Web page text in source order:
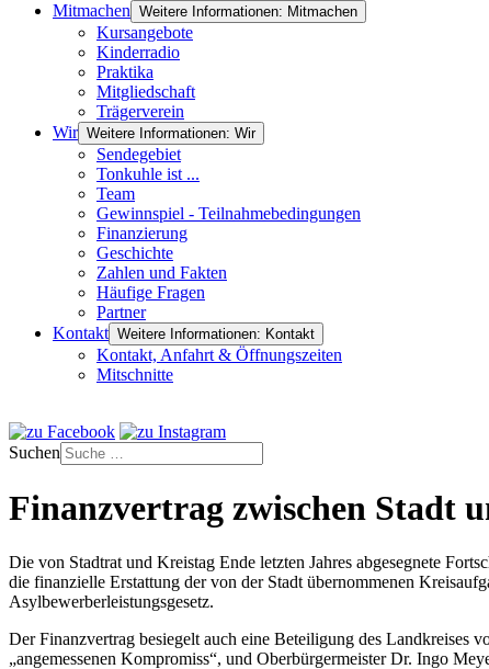
Mitmachen Weitere Informationen: Mitmachen
Kursangebote
Kinderradio
Praktika
Mitgliedschaft
Trägerverein
Wir Weitere Informationen: Wir
Sendegebiet
Tonkuhle ist ...
Team
Gewinnspiel - Teilnahmebedingungen
Finanzierung
Geschichte
Zahlen und Fakten
Häufige Fragen
Partner
Kontakt Weitere Informationen: Kontakt
Kontakt, Anfahrt & Öffnungszeiten
Mitschnitte
Suchen
Finanzvertrag zwischen Stadt
Die von Stadtrat und Kreistag Ende letzten Jahres abgesegnete
die finanzielle Erstattung der von der Stadt übernommenen
Asylbewerberleistungsgesetz.
Der Finanzvertrag besiegelt auch eine Beteiligung des Landkreises
„angemessenen Kompromiss“, und Oberbürgermeister Dr. Ingo